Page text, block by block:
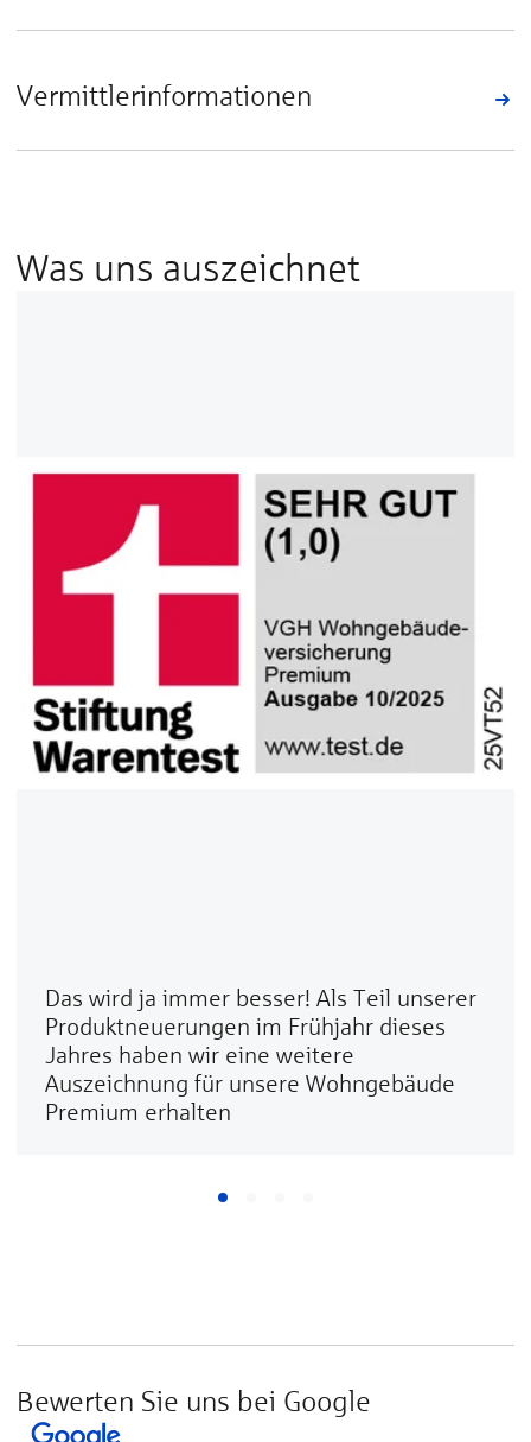
Vermittlerinformationen
Was uns auszeichnet
Das wird ja immer besser! Als Teil unserer
Produktneuerungen im Frühjahr dieses
Jahres haben wir eine weitere
Auszeichnung für unsere Wohngebäude
Premium erhalten
Bewerten Sie uns bei Google